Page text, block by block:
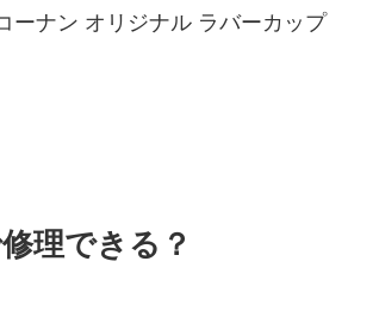
ーナン オリジナル ラバーカップ
理できる？